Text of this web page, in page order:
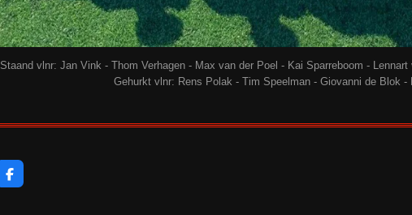
Staand vlnr: Jan Vink - Thom Verhagen - Max van der Poel - Kai Sparreboom -
Gehurkt vlnr: Rens Polak - Tim Speelman - Giovanni de Blok -
F
a